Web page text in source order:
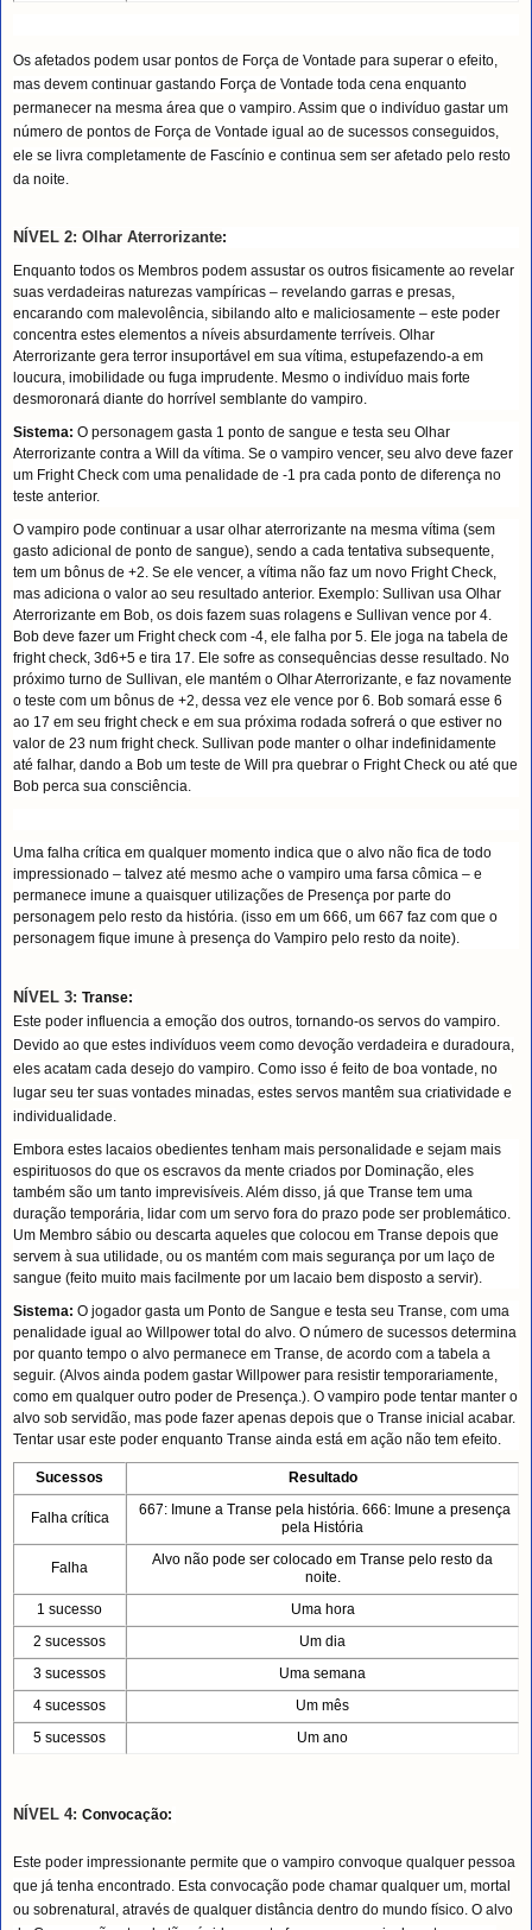
Os afetados podem usar pontos de Força de Vontade para superar o efeito,
mas devem continuar gastando Força de Vontade toda cena enquanto
permanecer na mesma área que o vampiro. Assim que o indivíduo gastar um
número de pontos de Força de Vontade igual ao de sucessos conseguidos,
ele se livra completamente de Fascínio e continua sem ser afetado pelo resto
da noite.
NÍVEL 2: Olhar Aterrorizante:
Enquanto todos os Membros podem assustar os outros fisicamente ao revelar
suas verdadeiras naturezas vampíricas – revelando garras e presas,
encarando com malevolência, sibilando alto e maliciosamente – este poder
concentra estes elementos a níveis absurdamente terríveis. Olhar
Aterrorizante gera terror insuportável em sua vítima, estupefazendo-a em
loucura, imobilidade ou fuga imprudente. Mesmo o indivíduo mais forte
desmoronará diante do horrível semblante do vampiro.
Sistema: O personagem gasta 1 ponto de sangue e testa seu Olhar
Aterrorizante contra a Will da vítima. Se o vampiro vencer, seu alvo deve fazer
um Fright Check com uma penalidade de -1 pra cada ponto de diferença no
teste anterior.
O vampiro pode continuar a usar olhar aterrorizante na mesma vítima (sem
gasto adicional de ponto de sangue), sendo a cada tentativa subsequente,
tem um bônus de +2. Se ele vencer, a vítima não faz um novo Fright Check,
mas adiciona o valor ao seu resultado anterior. Exemplo: Sullivan usa Olhar
Aterrorizante em Bob, os dois fazem suas rolagens e Sullivan vence por 4.
Bob deve fazer um Fright check com -4, ele falha por 5. Ele joga na tabela de
fright check, 3d6+5 e tira 17. Ele sofre as consequências desse resultado. No
próximo turno de Sullivan, ele mantém o Olhar Aterrorizante, e faz novamente
o teste com um bônus de +2, dessa vez ele vence por 6. Bob somará esse 6
ao 17 em seu fright check e em sua próxima rodada sofrerá o que estiver no
valor de 23 num fright check. Sullivan pode manter o olhar indefinidamente
até falhar, dando a Bob um teste de Will pra quebrar o Fright Check ou até que
Bob perca sua consciência.
Uma falha crítica em qualquer momento indica que o alvo não fica de todo
impressionado – talvez até mesmo ache o vampiro uma farsa cômica – e
permanece imune a quaisquer utilizações de Presença por parte do
personagem pelo resto da história. (isso em um 666, um 667 faz com que o
personagem fique imune à presença do Vampiro pelo resto da noite).
NÍVEL 3: Transe:
Este poder influencia a emoção dos outros, tornando-os servos do vampiro.
Devido ao que estes indivíduos veem como devoção verdadeira e duradoura,
eles acatam cada desejo do vampiro. Como isso é feito de boa vontade, no
lugar seu ter suas vontades minadas, estes servos mantêm sua criatividade e
individualidade.
Embora estes lacaios obedientes tenham mais personalidade e sejam mais
espirituosos do que os escravos da mente criados por Dominação, eles
também são um tanto imprevisíveis. Além disso, já que Transe tem uma
duração temporária, lidar com um servo fora do prazo pode ser problemático.
Um Membro sábio ou descarta aqueles que colocou em Transe depois que
servem à sua utilidade, ou os mantém com mais segurança por um laço de
sangue (feito muito mais facilmente por um lacaio bem disposto a servir).
Sistema: O jogador gasta um Ponto de Sangue e testa seu Transe, com uma
penalidade igual ao Willpower total do alvo. O número de sucessos determina
por quanto tempo o alvo permanece em Transe, de acordo com a tabela a
seguir. (Alvos ainda podem gastar Willpower para resistir temporariamente,
como em qualquer outro poder de Presença.). O vampiro pode tentar manter o
alvo sob servidão, mas pode fazer apenas depois que o Transe inicial acabar.
Tentar usar este poder enquanto Transe ainda está em ação não tem efeito.
Sucessos Resultado
Falha crítica
667: Imune a Transe pela história. 666: Imune a presença
pela História
Falha
Alvo não pode ser colocado em Transe pelo resto da
noite.
1 sucesso
Uma hora
2 sucessos
Um dia
3 sucessos
Uma semana
4 sucessos
Um mês
5 sucessos
Um ano
NÍVEL 4: Convocação:
Este poder impressionante permite que o vampiro convoque qualquer pessoa
que já tenha encontrado. Esta convocação pode chamar qualquer um, mortal
ou sobrenatural, através de qualquer distância dentro do mundo físico. O alvo